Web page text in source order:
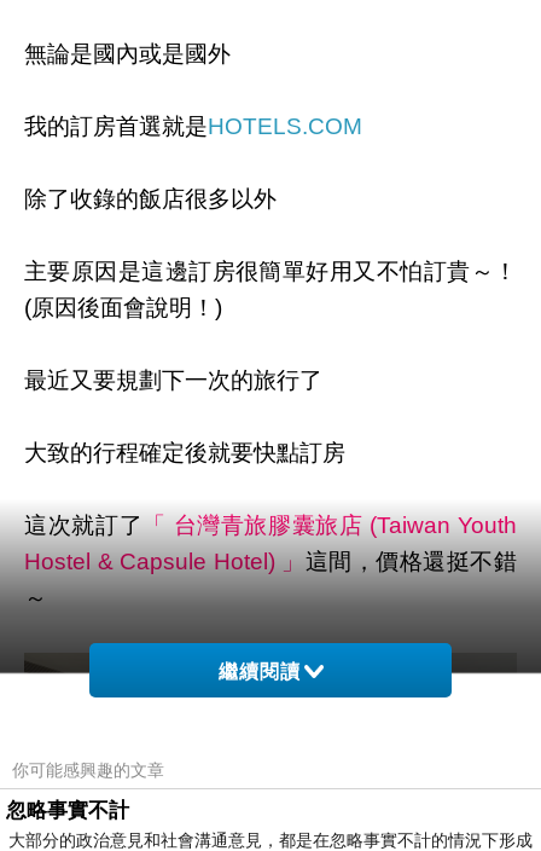
無論是國內或是國外
我的訂房首選就是HOTELS.COM
除了收錄的飯店很多以外
主要原因是這邊訂房很簡單好用又不怕訂貴～！
(原因後面會說明！)
最近又要規劃下一次的旅行了
大致的行程確定後就要快點訂房
這次就訂了
「 台灣青旅膠囊旅店 (Taiwan Youth
Hostel & Capsule Hotel) 」 這間，價格還挺不錯
～
繼續閱讀
你可能感興趣的文章
忽略事實不計
大部分的政治意見和社會溝通意見，都是在忽略事實不計的情況下形成